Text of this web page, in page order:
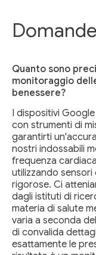
Quanto sono
monitoraggio
benessere?
I dispositivi
con strumenti di
garantirti
nostri indossabili
frequenza
utilizzando
rigorose. Ci
dagli istituti di
materia di salute
varia a seconda
di convalida
esattamente le